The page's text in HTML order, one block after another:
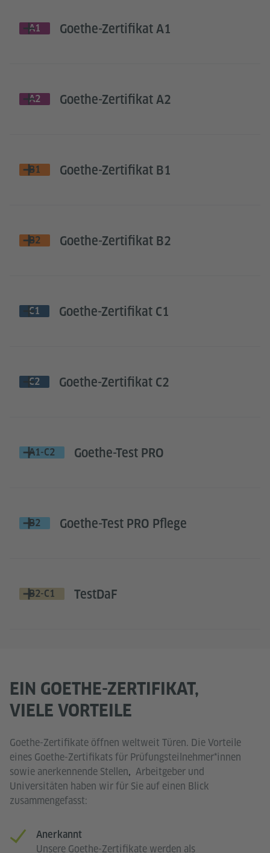
A1 Goethe-Zertifikat A1
A2 Goethe-Zertifikat A2
B1 Goethe-Zertifikat B1
B2 Goethe-Zertifikat B2
C1 Goethe-Zertifikat C1
C2 Goethe-Zertifikat C2
A1-C2 Goethe-Test PRO
B2 Goethe-Test PRO Pflege
B2-C1 TestDaF
EIN GOETHE-ZERTIFIKAT,
VIELE VORTEILE
Goethe-Zertifikate öffnen weltweit Türen. Die Vorteile
eines Goethe-Zertifikats für Prüfungsteilnehmer*innen
sowie anerkennende Stellen, Arbeitgeber und
Universitäten haben wir für Sie auf einen Blick
zusammengefasst:
Anerkannt
Unsere Goethe-Zertifikate werden als